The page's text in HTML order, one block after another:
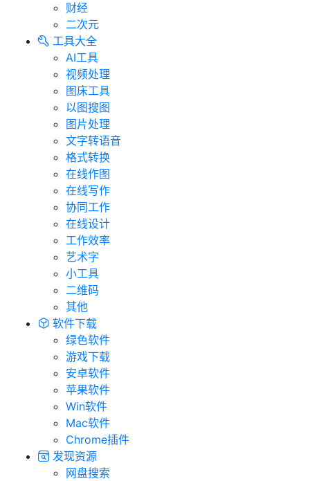
财经
二次元
工具大全
AI工具
视频处理
图床工具
以图搜图
图片处理
文字转语音
格式转换
在线作图
在线写作
协同工作
在线设计
工作效率
艺术字
小工具
二维码
其他
软件下载
绿色软件
游戏下载
安卓软件
苹果软件
Win软件
Mac软件
Chrome插件
发现资源
网盘搜索